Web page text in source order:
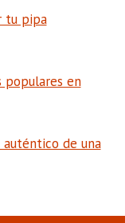
tu pipa
populares en
de una